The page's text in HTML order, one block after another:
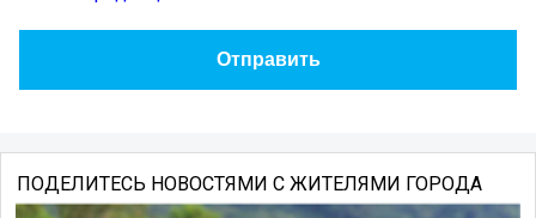
ПОДЕЛИТЕСЬ НОВОСТЯМИ С ЖИТЕЛЯМИ ГОРОДА